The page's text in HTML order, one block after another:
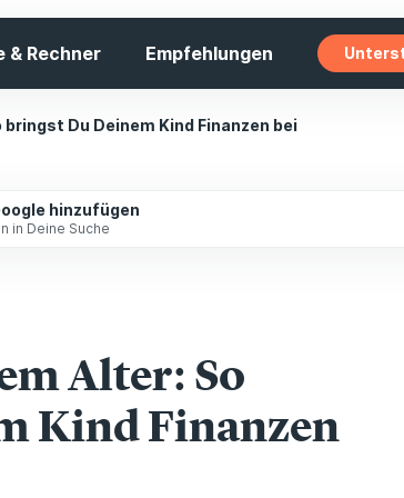
& Rechner Empfehlungen
Du Deinem Kind Finanzen bei
hinzufügen
in Deine Suche
Alter: So
Kind Finanzen